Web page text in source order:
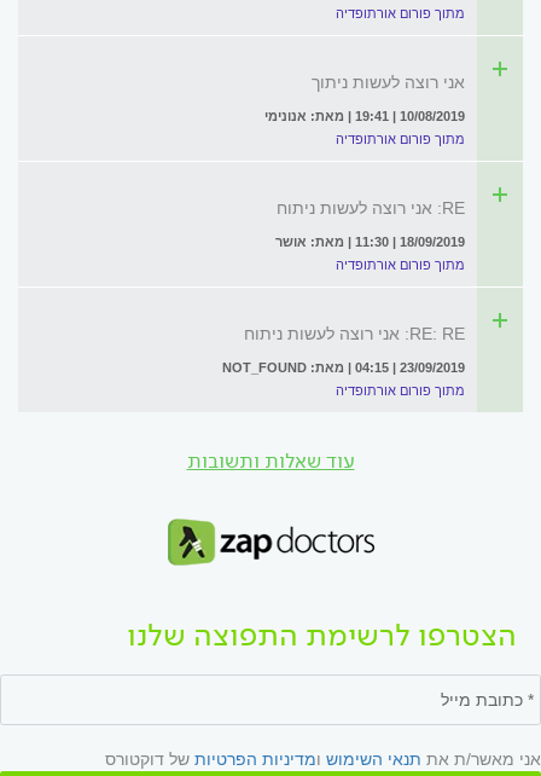
מתוך פורום אורתופדיה
אני רוצה לעשות ניתוך
10/08/2019 | 19:41 | מאת: אנונימי
מתוך פורום אורתופדיה
RE: אני רוצה לעשות ניתוח
18/09/2019 | 11:30 | מאת: אושר
מתוך פורום אורתופדיה
RE: RE: אני רוצה לעשות ניתוח
23/09/2019 | 04:15 | מאת: NOT_FOUND
מתוך פורום אורתופדיה
עוד שאלות ותשובות
הצטרפו לרשימת התפוצה שלנו
אני מאשר/ת את תנאי השימוש ומדיניות הפרטיות של דוקטורס